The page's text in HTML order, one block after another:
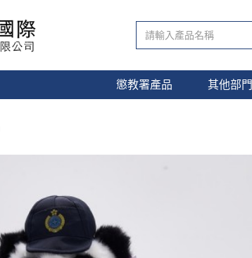
懲教署產品 其他部門